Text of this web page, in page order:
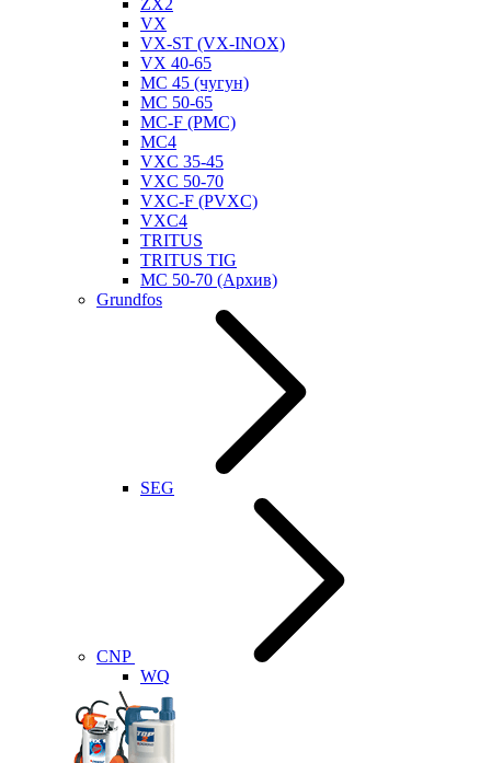
ZX2
VX
VX-ST (VX-INOX)
VX 40-65
MC 45 (чугун)
MC 50-65
MC-F (PMC)
MC4
VXC 35-45
VXC 50-70
VXC-F (PVXC)
VXC4
TRITUS
TRITUS TIG
MC 50-70 (Архив)
Grundfos
SEG
CNP
WQ